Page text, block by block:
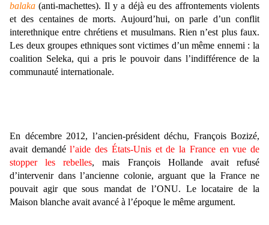
balaka (anti-machettes). Il y a déjà eu des affrontements violents
et des centaines de morts. Aujourd’hui, on parle d’un conflit
interethnique entre chrétiens et musulmans. Rien n’est plus faux.
Les deux groupes ethniques sont victimes d’un même ennemi : la
coalition Seleka, qui a pris le pouvoir dans l’indifférence de la
communauté internationale.
En décembre 2012, l’ancien-président déchu, François Bozizé,
avait demandél’aide des États-Unis et de la France en vue de
stopper les rebelles, mais François Hollande avait refusé
d’intervenir dans l’ancienne colonie, arguant que la France ne
pouvait agir que sous mandat de l’ONU. Le locataire de la
Maison blanche avait avancé à l’époque le même argument.